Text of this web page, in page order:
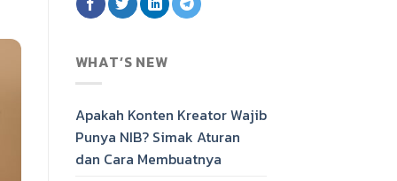
WHAT’S NEW
Apakah Konten Kreator Wajib
Punya NIB? Simak Aturan
dan Cara Membuatnya